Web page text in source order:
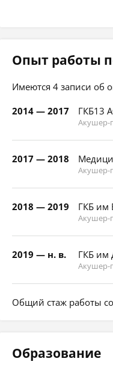
Опыт работы
Имеются 4 записи об
2014 — 2017
ГКБ13
Акушер-
2017 — 2018
Акушер-
2018 — 2019 ГКБ им
Акушер-
2019 — н. в. ГКБ им
Акушер-
Общий стаж работы
Образование